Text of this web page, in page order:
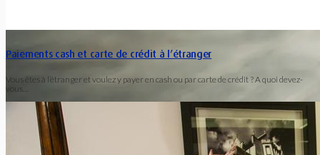
Paiements cash et carte de crédit à l’étranger
Vous êtes à l’étranger et voulez y payer en cash ou par carte de crédit ? A quoi devez-
vous…